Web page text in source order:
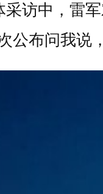
采访中，雷
公布问我说